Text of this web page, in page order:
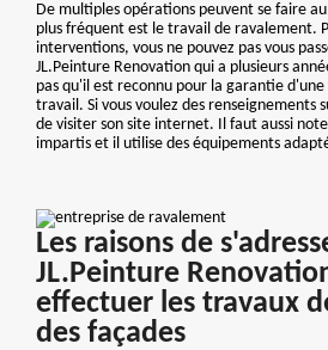
De multiples opérations peuvent se faire
plus fréquent est le travail de ravalement.
interventions, vous ne pouvez pas vous
JL.Peinture Renovation qui a plusieurs
pas qu'il est reconnu pour la garantie
travail. Si vous voulez des renseignements
de visiter son site internet. Il faut aussi
impartis et il utilise des équipements
Les raisons de
JL.Peinture
effectuer les travaux
des façades